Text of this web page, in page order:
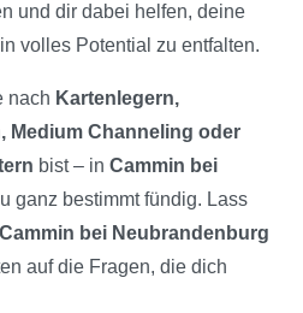
und dir dabei helfen, deine
volles Potential zu entfalten.
nach Kartenlegern,
Medium Channeling oder
bist – in Cammin bei
ganz bestimmt fündig. Lass
Cammin bei Neubrandenburg
auf die Fragen, die dich